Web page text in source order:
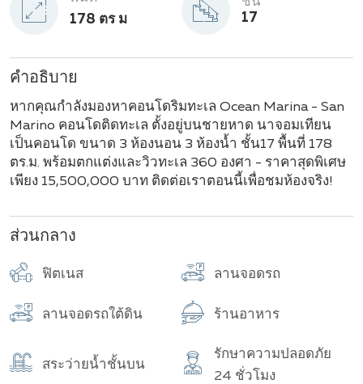
178 ตร ม
17
คำอธิบาย
หากคุณกำลังมองหาคอนโดริมทะเล Ocean Marina - San
Marino คอนโดติดทะเล ตั้งอยู่บนชายหาด นาจอมเทียน
เป็นคอนโด ขนาด 3 ห้องนอน 3 ห้องน้ำ ชั้น17 พื้นที่ 178
ตร.ม. พร้อมตกแต่งและวิวทะเล 360 องศา - ราคาสุดพิเศษ
เพียง 15,500,000 บาท ติดต่อเราตอนนี้เพื่อชมห้องจริง!
ส่วนกลาง
ฟิตเนส ลานจอดรถ
ลานจอดรถใต้ดิน ร้านอาหาร
สระว่ายน้ำชั้นบน
รักษาความปลอดภัย
24 ชั่วโมง